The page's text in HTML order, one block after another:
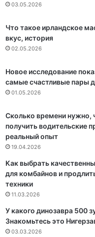
03.05.2026
Что такое ирландское
вкус, история
02.05.2026
Новое исследование
самые счастливые пары
01.05.2026
Сколько времени нужно,
получить водительские
реальный опыт
19.04.2026
Как выбрать
для комбайнов и
техники
11.03.2026
У какого динозавра 500
Знакомьтесь это
03.03.2026